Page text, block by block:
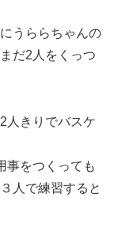
うららちゃんの
だ2人をくっつ
人きりでバスケ
事をつくっても
人で練習すると